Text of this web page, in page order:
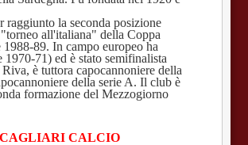
la seconda posizione
all'italiana" della Coppa
89. In campo europeo ha
71) ed è stato semifinalista
è tuttora capocannoniere della
della serie A. Il club è
formazione del Mezzogiorno
CALCIO